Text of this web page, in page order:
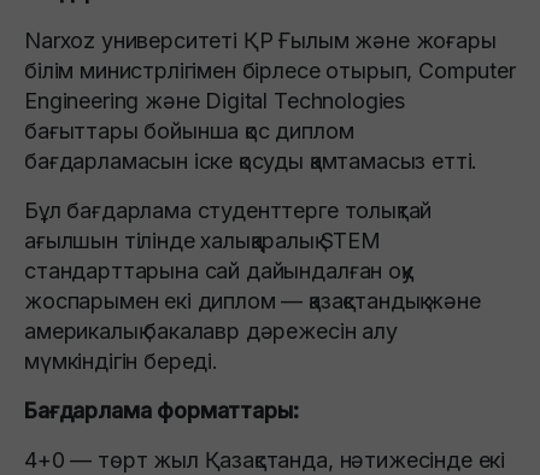
Narxoz университеті ҚР Ғылым және жоғары
білім министрлігімен бірлесе отырып, Computer
Engineering және Digital Technologies
бағыттары бойынша қос диплом
бағдарламасын іске қосуды қамтамасыз етті.
Бұл бағдарлама студенттерге толықтай
ағылшын тілінде халықаралық STEM
стандарттарына сай дайындалған оқу
жоспарымен екі диплом — қазақстандық және
америкалық бакалавр дәрежесін алу
мүмкіндігін береді.
Бағдарлама форматтары:
4+0 — төрт жыл Қазақстанда, нәтижесінде екі